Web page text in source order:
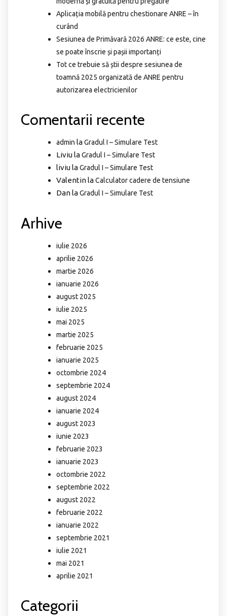
Aplicația mobilă pentru chestionare ANRE – în
curând
Sesiunea de Primăvară 2026 ANRE: ce este, cine
se poate înscrie și pașii importanți
Tot ce trebuie să știi despre sesiunea de
toamnă 2025 organizată de ANRE pentru
autorizarea electricienilor
Comentarii recente
admin laGradul I – Simulare Test
LiviulaGradul I – Simulare Test
liviulaGradul I – Simulare Test
ValentinlaCalculator cadere de tensiune
DanlaGradul I – Simulare Test
Arhive
iulie 2026
aprilie 2026
martie 2026
ianuarie 2026
august 2025
iulie 2025
mai 2025
martie 2025
februarie 2025
ianuarie 2025
octombrie 2024
septembrie 2024
august 2024
ianuarie 2024
august 2023
iunie 2023
februarie 2023
ianuarie 2023
octombrie 2022
septembrie 2022
august 2022
februarie 2022
ianuarie 2022
septembrie 2021
iulie 2021
mai 2021
aprilie 2021
Categorii